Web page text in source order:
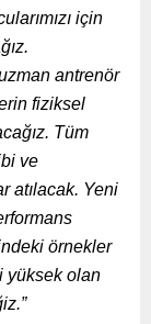
için
antrenör
fiziksel
Tüm
ve
atılacak. Yeni
örnekler
yüksek olan